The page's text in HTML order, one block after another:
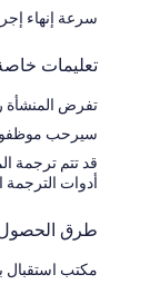
سرعة إنهاء
تعليمات
تفرض المنشأة رسمًا بنسبة 2 لعمليات
سيرحب موظفو
قد تتم ترجمة
أدوات الترجمة
طرق
مكتب